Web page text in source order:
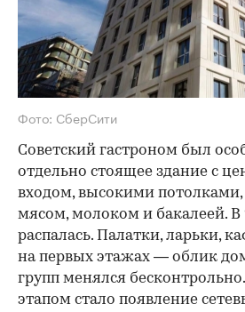
Фото: СберСити
Советский гастроном был
отдельно стоящее здание с
входом, высокими потолками,
мясом, молоком и бакалеей. В
распалась. Палатки, ларьки,
на первых этажах — облик
групп менялся
этапом стало появление